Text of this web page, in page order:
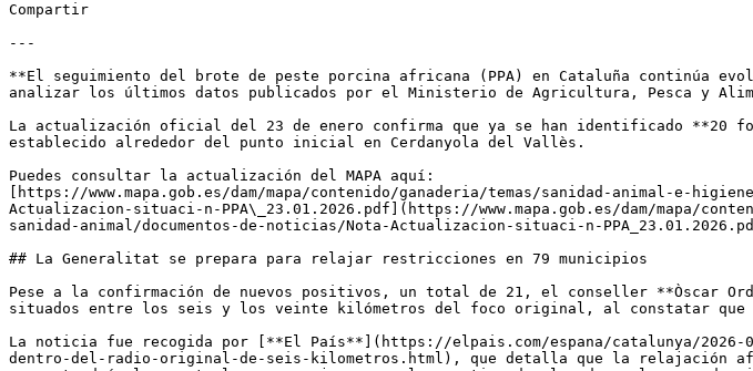
Compartir
---
**El seguimiento del brote de peste porcina africana (PPA) en Cataluña continúa
analizar los últimos datos publicados por el Ministerio de Agricultura, Pesca y
La actualización oficial del 23 de enero confirma que ya se han identificado **20
establecido alrededor del punto inicial en Cerdanyola del Vallès.
Puedes consultar la actualización del MAPA aquí:
[https://www.mapa.gob.es/dam/mapa/contenido/ganaderia/temas/sanidad-animal-e-
Actualizacion-situaci-n-PPA\_23.01.2026.pdf](https://www.mapa.gob.es/dam/mapa/
sanidad-animal/documentos-de-noticias/Nota-Actualizacion-situaci-n-
## La Generalitat se prepara para relajar restricciones en 79 municipios
Pese a la confirmación de nuevos positivos, un total de 21, el conseller **Òscar
situados entre los seis y los veinte kilómetros del foco original, al constatar que
La noticia fue recogida por [**El País**](https://elpais.com/espana/catalunya/2026-
dentro-del-radio-original-de-seis-kilometros.html), que detalla que la relajación